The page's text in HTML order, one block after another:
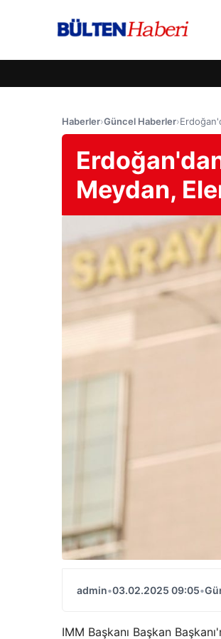
Haberler›Güncel Haberler›
Meydan,
admin•03.02.2025 09:05•
IMM Başkanı Başkan